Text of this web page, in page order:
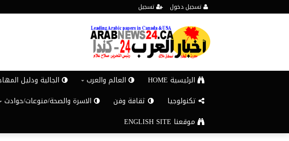
تسجيل دخول تسجيل
الرئيسية HOME العالم والعرب الجالية ودليل
تكنولوجيا
ثقافة وفن الاسرة والصحة/منوعات/حوادث
موقعنا ENGLISH SITE